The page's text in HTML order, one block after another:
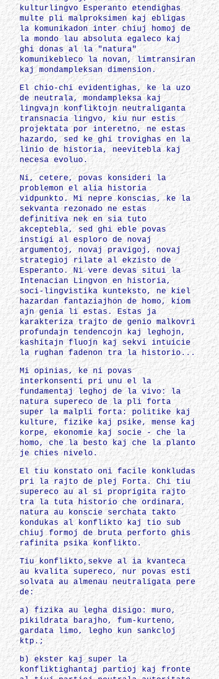
kulturlingvo Esperanto etendighas
multe pli malproksimen kaj ebligas
la komunikadon inter chiuj homoj de
la mondo lau absoluta egaleco kaj
ghi donas al la "natura"
komunikebleco la novan, limtransiran
kaj mondampleksan dimension.
El chio-chi evidentighas, ke la uzo
de neutrala, mondampleksa kaj
lingvajn konfliktojn neutraliganta
transnacia lingvo, kiu nur estis
projektata por interetno, ne estas
hazardo, sed ke ghi trovighas en la
linio de historia, neevitebla kaj
necesa evoluo.
Ni, cetere, povas konsideri la
problemon el alia historia
vidpunkto. Mi nepre konscias, ke la
sekvanta rezonado ne estas
definitiva nek en sia tuto
akceptebla, sed ghi eble povas
instigi al esploro de novaj
argumentoj, novaj pravigoj, novaj
strategioj rilate al ekzisto de
Esperanto. Ni vere devas situi la
Intenacian Lingvon en historia,
soci-lingvistika kunteksto, ne kiel
hazardan fantaziajhon de homo, kiom
ajn genia li estas. Estas ja
karakteriza trajto de genio malkovri
profundajn tendencojn kaj leghojn,
kashitajn fluojn kaj sekvi intuicie
la rughan fadenon tra la historio...
Mi opinias, ke ni povas
interkonsenti pri unu el la
fundamentaj leghoj de la vivo: la
natura supereco de la pli forta
super la malpli forta: politike kaj
kulture, fizike kaj psike, mense kaj
korpe, ekonomie kaj socie - che la
homo, che la besto kaj che la planto
je chies nivelo.
El tiu konstato oni facile konkludas
pri la rajto de plej Forta. Chi tiu
supereco au al si proprigita rajto
tra la tuta historio che ordinara,
natura au konscie serchata takto
kondukas al konflikto kaj tio sub
chiuj formoj de bruta perforto ghis
rafinita psika konflikto.
Tiu konflikto,sekve al ia kvanteca
au kvalita supereco, nur povas esti
solvata au almenau neutraligata pere
de:
a) fizika au legha disigo: muro,
pikildrata barajho, fum-kurteno,
gardata limo, legho kun sankcloj
ktp.;
b) ekster kaj super la
konfliktighantaj partioj kaj fronte